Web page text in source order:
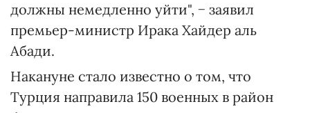
должны немедленно уйти", − заявил
премьер-министр Ирака Хайдер аль
Абади.
Накануне стало известно о том, что
Турция направила 150 военных в район